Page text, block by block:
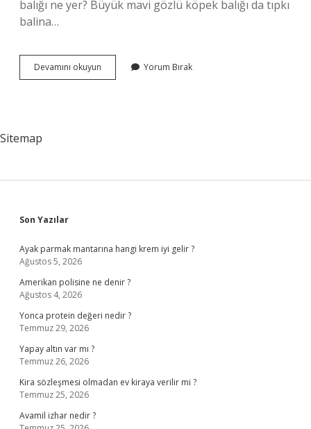
balığı ne yer? Büyük mavi gözlü köpek balığı da tıpkı
balina…
Devamını okuyun
Büyük
Yorum Bırak
Sitemap
Sidebar
Son Yazılar
Ayak parmak mantarına hangi krem iyi gelir ?
Ağustos 5, 2026
Amerikan polisine ne denir ?
Ağustos 4, 2026
Yonca protein değeri nedir ?
Temmuz 29, 2026
Yapay altın var mı ?
Temmuz 26, 2026
Kira sözleşmesi olmadan ev kiraya verilir mi ?
Temmuz 25, 2026
Avamil izhar nedir ?